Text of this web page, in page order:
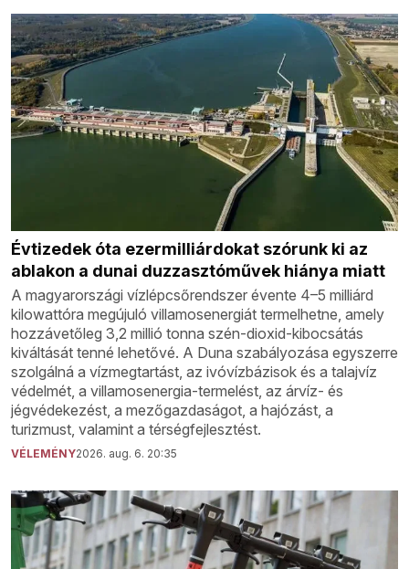
Évtizedek óta ezermilliárdokat szórunk ki az
ablakon a dunai duzzasztóművek hiánya miatt
A magyarországi vízlépcsőrendszer évente 4–5 milliárd
kilowattóra megújuló villamosenergiát termelhetne, amely
hozzávetőleg 3,2 millió tonna szén-dioxid-kibocsátás
kiváltását tenné lehetővé. A Duna szabályozása egyszerre
szolgálná a vízmegtartást, az ivóvízbázisok és a talajvíz
védelmét, a villamosenergia-termelést, az árvíz- és
jégvédekezést, a mezőgazdaságot, a hajózást, a
turizmust, valamint a térségfejlesztést.
VÉLEMÉNY2026. aug. 6. 20:35